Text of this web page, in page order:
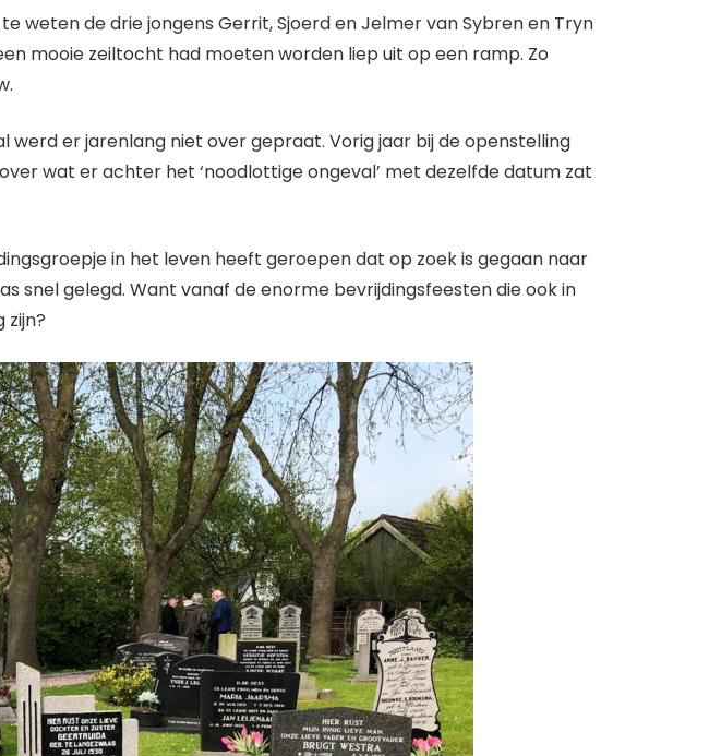
weten de drie jongens Gerrit, Sjoerd en Jelmer van Sybren en Tryn
mooie zeiltocht had moeten worden liep uit op een ramp. Zo
werd er jarenlang niet over gepraat. Vorig jaar bij de openstelling
wat er achter het ‘noodlottige ongeval’ met dezelfde datum zat
in het leven heeft geroepen dat op zoek is gegaan naar
snel gelegd. Want vanaf de enorme bevrijdingsfeesten die ook in
zijn?